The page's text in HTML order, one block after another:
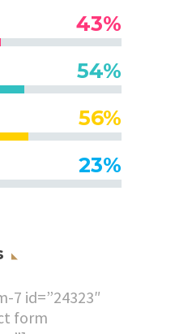
43%
54%
56%
23%
7 id=”24323″
form